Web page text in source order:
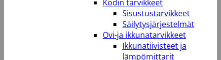
Kodin tarvikkeet
Sisustustarvikkeet
Säilytysjärjestelmät
Ovi-ja ikkunatarvikkeet
Ikkunatiivisteet ja
lämpömittarit